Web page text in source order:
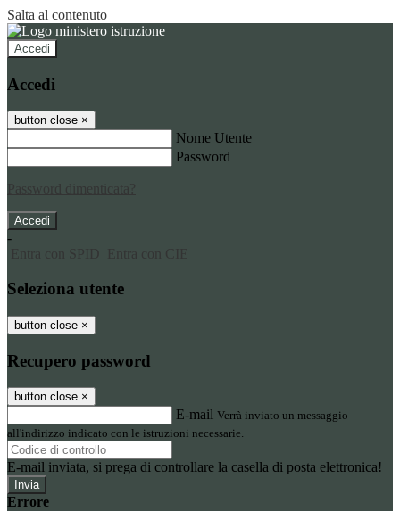
Salta al contenuto
Accedi
Accedi
button close ×
Nome Utente
Password
Password dimenticata?
-
Entra con SPID
Entra con CIE
Seleziona utente
button close ×
Recupero password
button close ×
E-mail Verrà inviato un messaggio
all'indirizzo indicato con le istruzioni necessarie.
E-mail inviata, si prega di controllare la casella di posta elettronica!
Errore